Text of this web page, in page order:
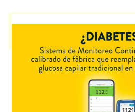
Sanitasy cuenta
Explorar más
Otros productos con
Otros productos deSanitas